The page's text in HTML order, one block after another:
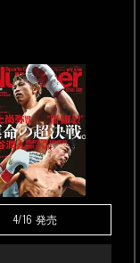
4/16 発売